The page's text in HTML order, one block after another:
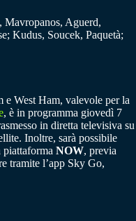
Aguerd,
Kudus, Soucek, Paquetà;
e West Ham, valevole per la
, è in programma giovedì 7
in diretta televisiva su
Inoltre, sarà possibile
piattaforma NOW, previa
tramite l’app Sky Go,